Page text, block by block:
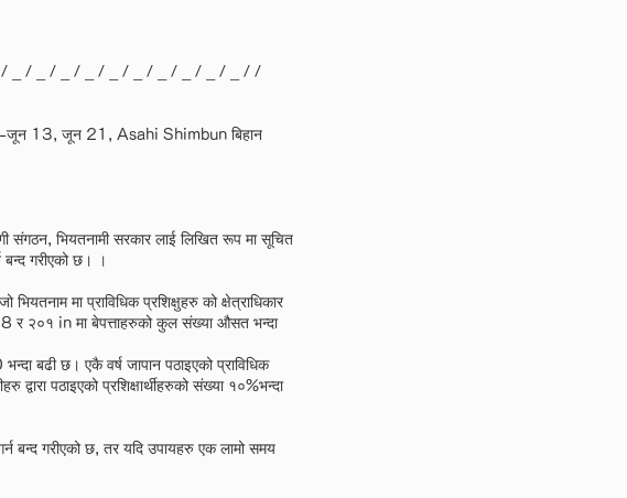
_ / _ / _ / _ / _ / _ / _ / _ / _ / _ / /
जून 13, जून 21, Asahi Shimbun बिहान
भियतनामी सरकार लाई लिखित रूप मा सूचित
बन्द गरीएको छ। ।
मा प्राविधिक प्रशिक्षुहरु को क्षेत्राधिकार
र २०१ in मा बेपत्ताहरुको कुल संख्या औसत भन्दा
बढी छ। एकै वर्ष जापान पठाइएको प्राविधिक
पठाइएको प्रशिक्षार्थीहरुको संख्या १०%भन्दा
बन्द गरीएको छ, तर यदि उपायहरु एक लामो समय